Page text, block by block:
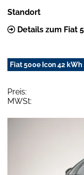
Standort
Details zum Fiat
Fiat 500e Icon 42
Preis:
MWSt: